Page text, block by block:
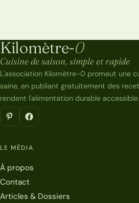
Kilomètre-0
Kilomètre-0
Cuisine de saison, simple et rapide
L'association Kilomètre-0 promeut une
saine, en publiant gratuitement des
rendent l'alimentation durable
LE MÉDIA
À propos
Contact
Articles & Dossiers